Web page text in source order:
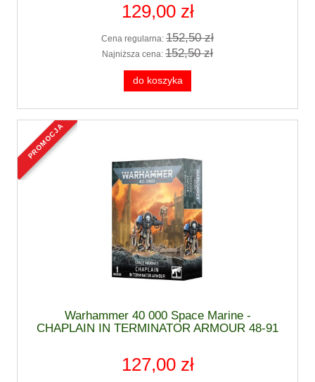
129,00 zł
Cena regularna: 152,50 zł
Najniższa cena: 152,50 zł
do koszyka
Warhammer 40 000 Space Marine -
CHAPLAIN IN TERMINATOR ARMOUR 48-91
127,00 zł
promocja